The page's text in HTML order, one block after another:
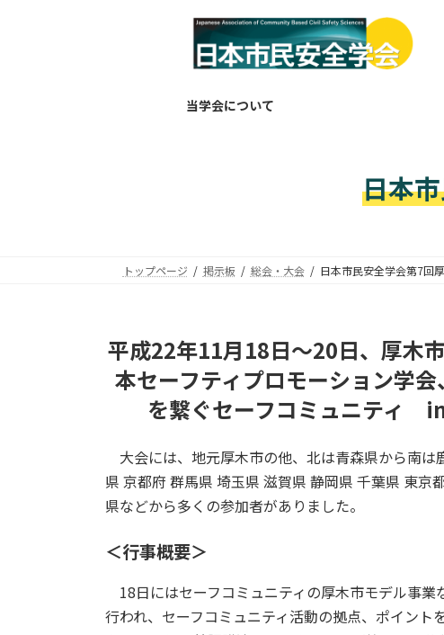
当学会について
日本
トップページ 掲示板 総会・大会 日本市民安全学会第7回
平成22年11月18日～20日、厚木
本セーフティプロモーション学
を繋ぐセーフコミュニティ
大会には、地元厚木市の他、北は青森県から南は
県 京都府 群馬県 埼玉県 滋賀県 静岡県 千葉県 東京
県などから多くの参加者がありました。
＜行事概要＞
18日にはセーフコミュニティの厚木市モデル事業
行われ、セーフコミュニティ活動の拠点、ポイント